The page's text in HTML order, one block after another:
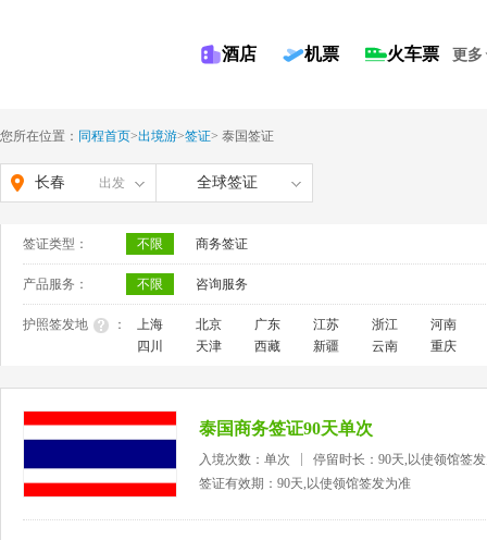
酒店 机票 火车票 更多
您所在位置： 同程首页>出境游>签证> 泰国签证
长春 出发 全球签证
签证类型： 不限 商务签证
产品服务： 不限 咨询服务
护照签发地 ： 上海 北京 广东 江苏 浙江
河南
四川
天津 西藏 新疆 云南 重庆
泰国商务签证90天单次
入境次数：单次
停留时长：90天,以使领馆签
签证有效期：90天,以使领馆签发为准